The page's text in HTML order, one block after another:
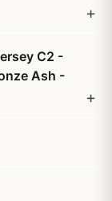
C2 -
Ash -